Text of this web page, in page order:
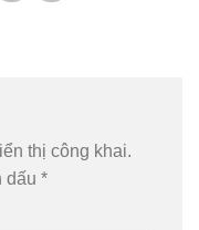
thị công khai.
dấu *